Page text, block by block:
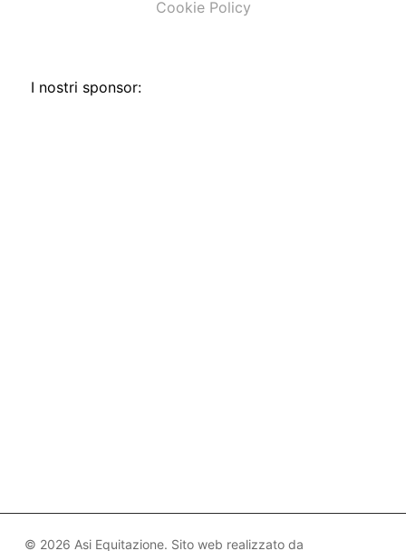
Cookie Policy
I nostri sponsor:
© 2026 Asi Equitazione. Sito web realizzato da